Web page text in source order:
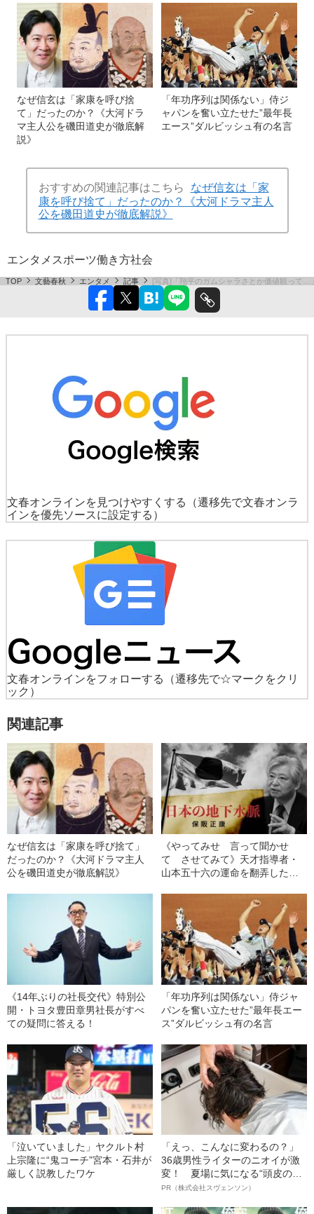
なぜ信玄は「家康を呼び捨
て」だったのか？《大河ドラ
マ主人公を磯田道史が徹底解
説》
「年功序列は関係ない」侍ジ
ャパンを奮い立たせた”最年長
エース”ダルビッシュ有の名言
おすすめの関連記事はこちら
なぜ信玄は「家
康を呼び捨て」だったのか？《大河ドラマ主人
公を磯田道史が徹底解説》
エンタメ スポーツ働き方社会
TOP 文藝春秋 エンタメ 記事 [写真]「翔平のガムシャラさとか価値観って…
文春オンラインを見つけやすくする
（遷移先で文春オンラ
インを優先ソースに設定する）
文春オンラインをフォローする
（遷移先で☆マークをクリ
ック）
関連記事
なぜ信玄は「家康を呼び捨て」
だったのか？《大河ドラマ主人
公を磯田道史が徹底解説》
《やってみせ 言って聞かせ
て させてみて》天才指導者・
山本五十六の運命を翻弄した
《14年ぶりの社長交代》特別公
開・トヨタ豊田章男社長がすべ
ての疑問に答える！
「年功序列は関係ない」侍ジャ
パンを奮い立たせた”最年長エー
ス”ダルビッシュ有の名言
「泣いていました」ヤクルト村
上宗隆に“鬼コーチ”宮本・石井が
厳しく説教したワケ
「えっ、こんなに変わるの？」
36歳男性ライターのニオイが激
変！ 夏場に気になる“頭皮のニ
オイ”や“ベタつき”を解消す
PR（株式会社スヴェンソン）